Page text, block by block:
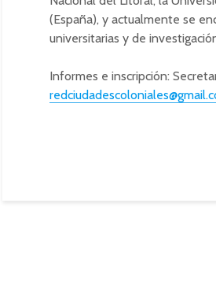
(España), y actualmente se
universitarias y de
Informes e inscripción: